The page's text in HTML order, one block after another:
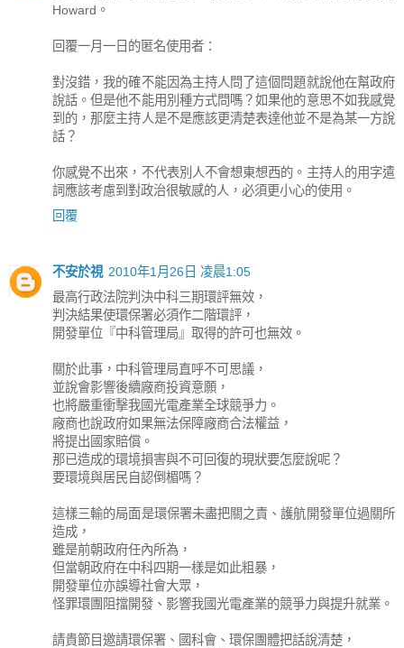
Howard。
回覆一月一日的匿名使用者：
對沒錯，我的確不能因為主持人問了這個問題就說他在幫政府
說話。但是他不能用別種方式問嗎？如果他的意思不如我感覺
到的，那麼主持人是不是應該更清楚表達他並不是為某一方說
話？
你感覺不出來，不代表別人不會想東想西的。主持人的用字遣
詞應該考慮到對政治很敏感的人，必須更小心的使用。
回覆
不安於視 2010年1月26日 凌晨1:05
最高行政法院判決中科三期環評無效，
判決結果使環保署必須作二階環評，
開發單位『中科管理局』取得的許可也無效。
關於此事，中科管理局直呼不可思議，
並說會影響後續廠商投資意願，
也將嚴重衝擊我國光電產業全球競爭力。
廠商也說政府如果無法保障廠商合法權益，
將提出國家賠償。
那已造成的環境損害與不可回復的現狀要怎麼說呢？
要環境與居民自認倒楣嗎？
這樣三輸的局面是環保署未盡把關之責、護航開發單位過關所
造成，
雖是前朝政府任內所為，
但當朝政府在中科四期一樣是如此粗暴，
開發單位亦誤導社會大眾，
怪罪環團阻擋開發、影響我國光電產業的競爭力與提升就業。
請貴節目邀請環保署、國科會、環保團體把話說清楚，